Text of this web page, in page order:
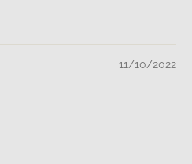
11/10/2022